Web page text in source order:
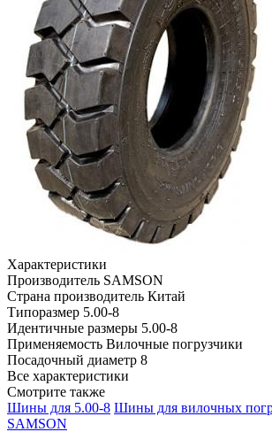
Характеристики
Производитель SAMSON
Страна производитель Китай
Типоразмер 5.00-8
Идентичные размеры 5.00-8
Применяемость Вилочные погрузчики
Посадочный диаметр 8
Все характеристики
Смотрите также
Шины для 5.00-8 Шины для вилочных
SAMSON